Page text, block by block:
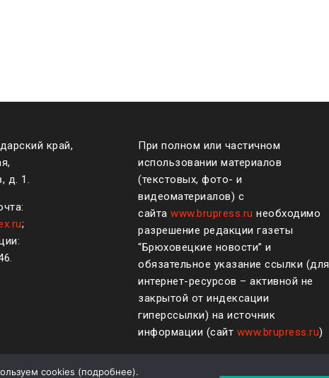
край,
д. 1.
;
.
При полном или частичном
использовании материалов
(текстовых, фото- и
видеоматериалов) с
сайта www.brupress.ru необходимо
разрешение редакции газеты
“Брюховецкие новости” и
обязательное указание ссылки (для
интернет-ресурсов – активной не
закрытой от индексации
гиперссылки) на источник
информации (сайт www.brupress.ru)
cookies (подробнее).